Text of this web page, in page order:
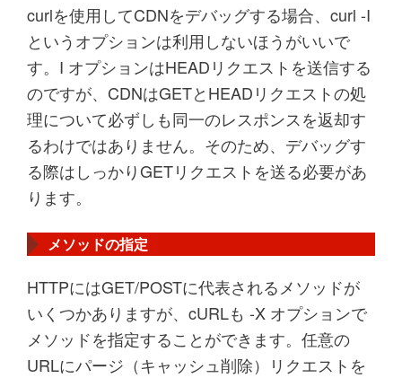
curlを使用してCDNをデバッグする場合、curl -I
というオプションは利用しないほうがいいで
す。I オプションはHEADリクエストを送信する
のですが、CDNはGETとHEADリクエストの処
理について必ずしも同一のレスポンスを返却す
るわけではありません。そのため、デバッグす
る際はしっかりGETリクエストを送る必要があ
ります。
メソッドの指定
HTTPにはGET/POSTに代表されるメソッドが
いくつかありますが、cURLも -X オプションで
メソッドを指定することができます。任意の
URLにパージ（キャッシュ削除）リクエストを